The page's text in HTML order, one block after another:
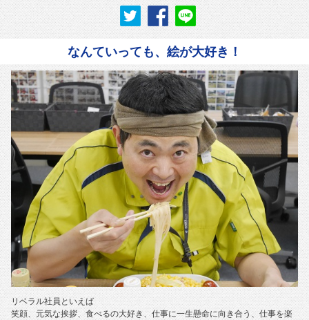
なんていっても、絵が大好き！
リベラル社員といえば
笑顔、元気な挨拶、食べるの大好き、仕事に一生懸命に向き合う、仕事を楽